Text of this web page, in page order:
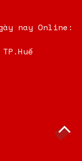
nay Online: